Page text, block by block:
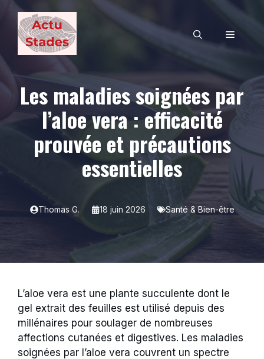
Aller
contenu
MENU
Les maladies soignées par
l’aloe vera : efficacité
prouvée et précautions
essentielles
Thomas G. 18 juin 2026 Santé & Bien-être
L’aloe vera est une plante succulente dont le
gel extrait des feuilles est utilisé depuis des
millénaires pour soulager de nombreuses
affections cutanées et digestives. Les maladies
soignées par l’aloe vera couvrent un spectre